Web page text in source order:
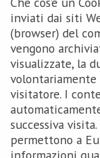
inviati dai siti
(browser) del
vengono
visualizzate, la
visitatore. I
successiva
permettono a